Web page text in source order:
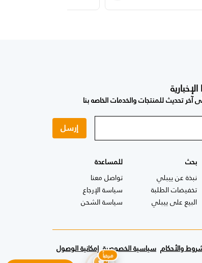
تحديث للمنتجات والخدمات الخاصه بنا
إرسل
بحث
نبذة عن ييبلي
تخفيضات الطلبة
البيع على ييبلي
للمساعدة
تواصل معنا
سياسة الإرجاع
سياسة الشحن
والأحكام سياسية الخصوصية إمكانية الوصول